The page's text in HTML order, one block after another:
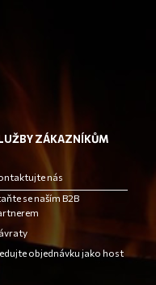
ZÁKAZNÍKŮM
nás
se naším B2B
objednávku jako host